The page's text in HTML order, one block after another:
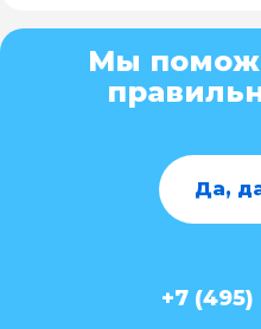
Мы
Да,
+7 (495)